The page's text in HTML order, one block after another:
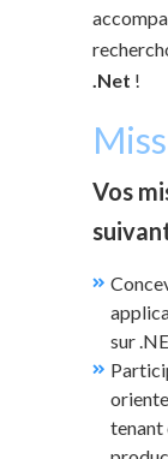
.Net !
Vos
sur
tenant